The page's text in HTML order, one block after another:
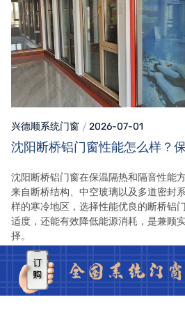
兴德顺系统门窗 2026-07-01
沈阳断桥铝门窗性能怎么样？
沈阳断桥铝门窗在保温隔热和隔音性能
来自断桥结构、中空玻璃以及多道密封
样的寒冷地区，选择性能优良的断桥铝
适度，还能有效降低能源消耗，是兼顾
择。
查看全文